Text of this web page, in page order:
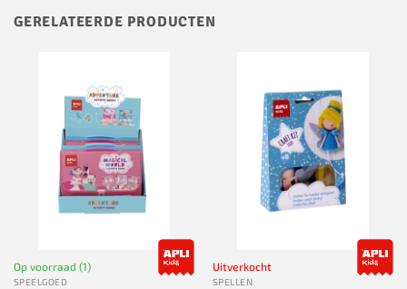
GERELATEERDE PRODUCTEN
Op voorraad (1)
SPEELGOED
Uitverkocht
SPELLEN